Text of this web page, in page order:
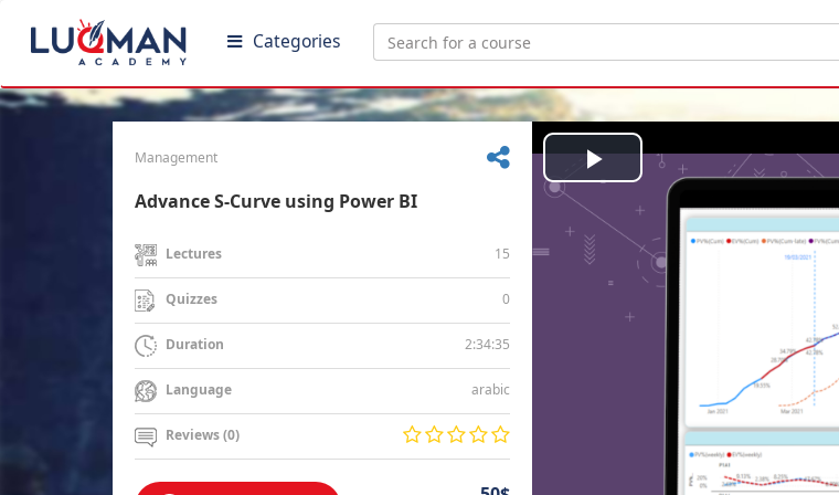
Categories
Management
Advance S-Curve using Power BI
Lectures 15
Quizzes 0
Duration 2:34:35
Language arabic
Reviews (0)
Play
Video